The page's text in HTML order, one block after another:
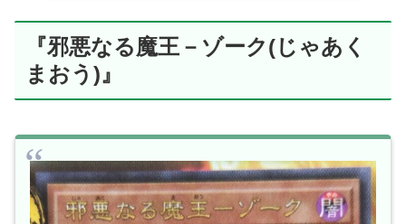
『邪悪なる魔王－ゾーク(じゃあく
まおう)』